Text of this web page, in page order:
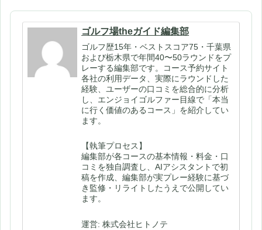
ゴルフ場theガイド編集部
ゴルフ歴15年・ベストスコア75・千葉県
および栃木県で年間40〜50ラウンドをプ
レーする編集部です。コース予約サイト
各社の利用データ、実際にラウンドした
経験、ユーザーの口コミを総合的に分析
し、エンジョイゴルファー目線で「本当
に行く価値のあるコース」を紹介してい
ます。
【執筆プロセス】
編集部が各コースの基本情報・料金・口
コミを独自調査し、AIアシスタントで初
稿を作成、編集部が実プレー経験に基づ
き監修・リライトしたうえで公開してい
ます。
運営: 株式会社ヒトノテ